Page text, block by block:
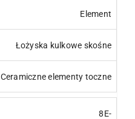
Element
Łożyska kulkowe skośne
Ceramiczne elementy toczne
8E-